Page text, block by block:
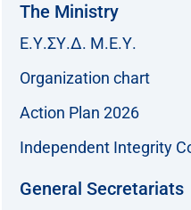
The Ministry
Ε.Υ.ΣΥ.Δ. Μ.Ε.Υ.
Organization chart
Action Plan 2026
Independent Integrity
General Secretariats